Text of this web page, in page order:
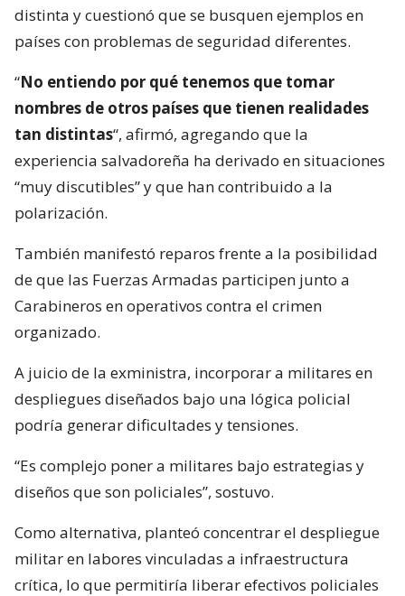
distinta y cuestionó que se busquen ejemplos en
países con problemas de seguridad diferentes.
“No entiendo por qué tenemos que tomar
nombres de otros países que tienen realidades
tan distintas“, afirmó, agregando que la
experiencia salvadoreña ha derivado en situaciones
“muy discutibles” y que han contribuido a la
polarización.
También manifestó reparos frente a la posibilidad
de que las Fuerzas Armadas participen junto a
Carabineros en operativos contra el crimen
organizado.
A juicio de la exministra, incorporar a militares en
despliegues diseñados bajo una lógica policial
podría generar dificultades y tensiones.
“Es complejo poner a militares bajo estrategias y
diseños que son policiales”, sostuvo.
Como alternativa, planteó concentrar el despliegue
militar en labores vinculadas a infraestructura
crítica, lo que permitiría liberar efectivos policiales